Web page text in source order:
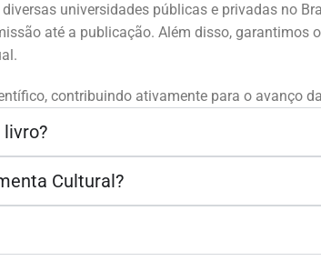
universidades públicas e privadas no
até a publicação. Além disso, garantimos
contribuindo ativamente para o avanço
Cultural?